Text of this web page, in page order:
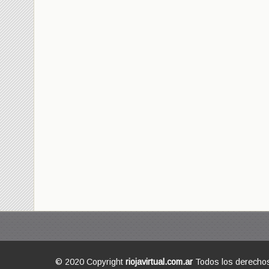
© 2020 Copyright riojavirtual.com.ar Todos los